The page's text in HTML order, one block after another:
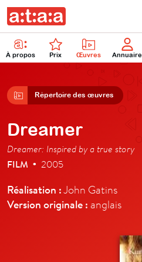
À propos Prix Œuvres Annuaire
Répertoire des œuvres
Dreamer
Dreamer: Inspired by a true story
FILM • 2005
Réalisation :John Gatins
Version originale : anglais